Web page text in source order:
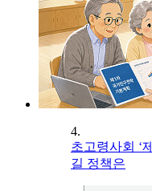
4.
초고령사회 ‘
길 정책은